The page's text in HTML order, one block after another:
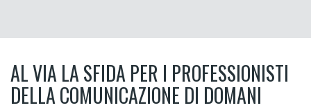
AL VIA LA SFIDA PER I PROFESSIONISTI
DELLA COMUNICAZIONE DI DOMANI